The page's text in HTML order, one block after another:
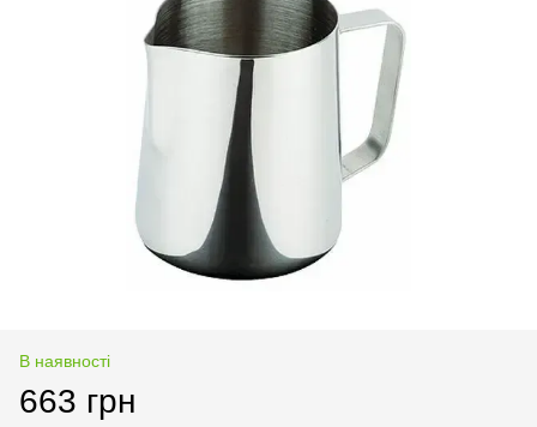
В наявності
663 грн